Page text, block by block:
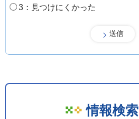
3：見つけにくかった
情報検索